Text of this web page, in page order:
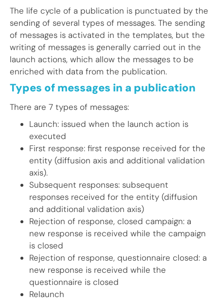
The life cycle of a publication is punctuated by the
sending of several types of messages. The sending
of messages is activated in the templates, but the
writing of messages is generally carried out in the
launch actions, which allow the messages to be
enriched with data from the publication.
Types of messages in a publication
There are 7 types of messages:
Launch: issued when the launch action is
executed
First response: first response received for the
entity (diffusion axis and additional validation
axis).
Subsequent responses: subsequent
responses received for the entity (diffusion
and additional validation axis)
Rejection of response, closed campaign: a
new response is received while the campaign
is closed
Rejection of response, questionnaire closed: a
new response is received while the
questionnaire is closed
Relaunch